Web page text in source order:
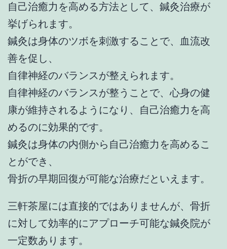
自己治癒力を高める方法として、鍼灸治療が
挙げられます。
鍼灸は身体のツボを刺激することで、血流改
善を促し、
自律神経のバランスが整えられます。
自律神経のバランスが整うことで、心身の健
康が維持されるようになり、自己治癒力を高
めるのに効果的です。
鍼灸は身体の内側から自己治癒力を高めるこ
とができ、
骨折の早期回復が可能な治療だといえます。
三軒茶屋には直接的ではありませんが、骨折
に対して効率的にアプローチ可能な鍼灸院が
一定数あります。